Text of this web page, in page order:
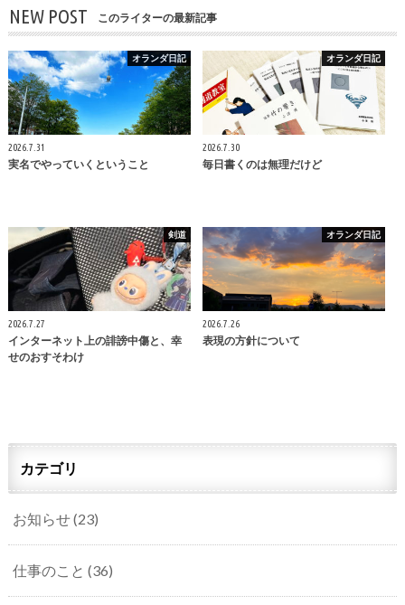
NEW POST このライターの最新記事
オランダ日記
2026.7.31
実名でやっていくということ
オランダ日記
2026.7.30
毎日書くのは無理だけど
剣道
2026.7.27
インターネット上の誹謗中傷と、幸
せのおすそわけ
オランダ日記
2026.7.26
表現の方針について
カテゴリ
お知らせ(23)
仕事のこと (36)